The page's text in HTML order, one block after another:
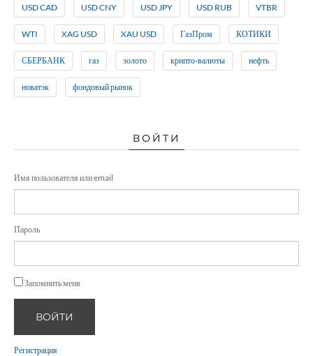
USD CAD USD CNY USD JPY USD RUB VTBR
WTI XAG USD XAU USD ГазПром КОТИКИ
СБЕРБАНК газ золото крипто-валюты нефть
новатэк фондовый рынок
ВОЙТИ
Имя пользователя или email
Пароль
Запомнить меня
ВОЙТИ
Регистрация